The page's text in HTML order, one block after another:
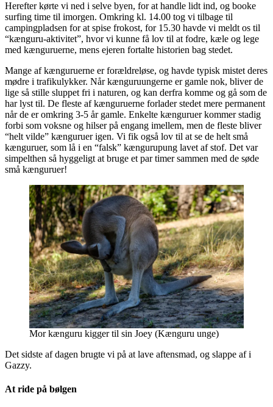
Herefter kørte vi ned i selve byen, for at handle lidt ind, og booke
surfing time til imorgen. Omkring kl. 14.00 tog vi tilbage til
campingpladsen for at spise frokost, for 15.30 havde vi meldt os til
“kænguru-aktivitet”, hvor vi kunne få lov til at fodre, kæle og lege
med kænguruerne, mens ejeren fortalte historien bag stedet.
Mange af kænguruerne er forældreløse, og havde typisk mistet deres
mødre i trafikulykker. Når kænguruungerne er gamle nok, bliver de
lige så stille sluppet fri i naturen, og kan derfra komme og gå som de
har lyst til. De fleste af kænguruerne forlader stedet mere permanent
når de er omkring 3-5 år gamle. Enkelte kænguruer kommer stadig
forbi som voksne og hilser på engang imellem, men de fleste bliver
“helt vilde” kænguruer igen. Vi fik også lov til at se de helt små
kænguruer, som lå i en “falsk” kængurupung lavet af stof. Det var
simpelthen så hyggeligt at bruge et par timer sammen med de søde
små kænguruer!
Mor kænguru kigger til sin Joey (Kænguru unge)
Det sidste af dagen brugte vi på at lave aftensmad, og slappe af i
Gazzy.
At ride på bølgen